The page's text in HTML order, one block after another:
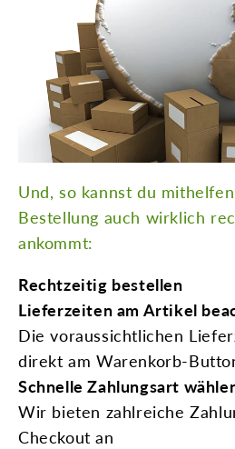
Und, so kannst du
Bestellung auch wirklich
ankommt:
Rechtzeitig bestellen
Lieferzeiten am Artikel
Die voraussichtlichen
direkt am Warenkorb-
Schnelle Zahlungsart
Wir bieten zahlreiche
Checkout an